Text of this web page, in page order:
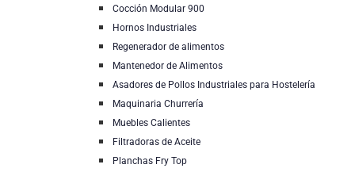
Cocción Modular 900
Hornos Industriales
Regenerador de alimentos
Mantenedor de Alimentos
Asadores de Pollos Industriales para Hostelería
Maquinaria Churrería
Muebles Calientes
Filtradoras de Aceite
Planchas Fry Top